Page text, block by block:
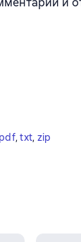
pdf, txt, zip